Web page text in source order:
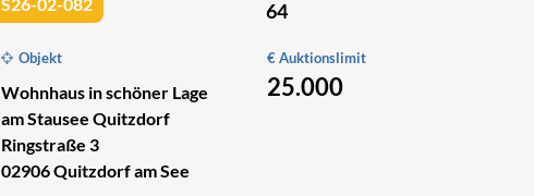
64
€ Auktionslimit
25.000
Objekt
Wohnhaus in schöner Lage
am Stausee Quitzdorf
Ringstraße 3
02906 Quitzdorf am See